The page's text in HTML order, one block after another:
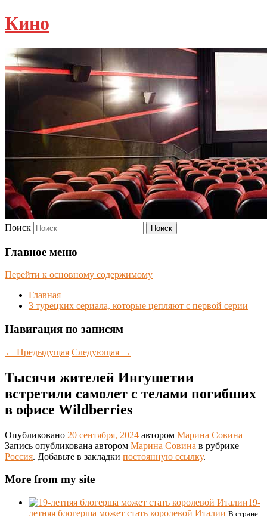
Кино
Поиск
Главное меню
Перейти к основному содержимому
Главная
3 турецких сериала, которые цепляют с первой серии
Навигация по записям
← Предыдущая Следующая →
Тысячи жителей Ингушетии
встретили самолет с телами погибших
в офисе Wildberries
Опубликовано 20 сентября, 2024 автором Марина Совина
Запись опубликована автором Марина Совина в рубрике
Россия. Добавьте в закладки постоянную ссылку.
More from my site
19-
летняя блогерша может стать королевой Италии В стране